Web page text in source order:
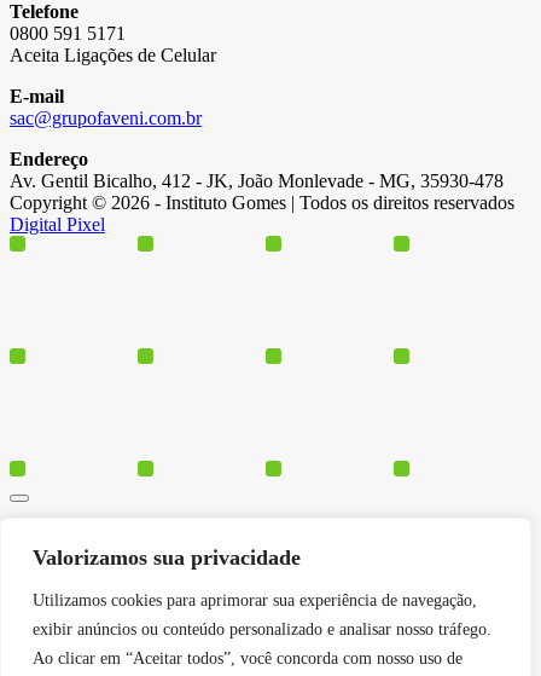
Valorizamos sua privacidade
Utilizamos cookies para aprimorar sua experiência de navegação,
exibir anúncios ou conteúdo personalizado e analisar nosso tráfego.
Ao clicar em “Aceitar todos”, você concorda com nosso uso de
Telefone
0800 591 5171
Aceita Ligações de Celular
E-mail
sac@grupofaveni.com.br
Endereço
Av. Gentil Bicalho, 412 - JK, João Monlevade - MG, 35930-478
Copyright © 2026 - Instituto Gomes | Todos os direitos reservados
Digital Pixel
Polos
Institucional